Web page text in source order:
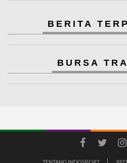
BERITA
BURSA
TENTANG INDOSPORT